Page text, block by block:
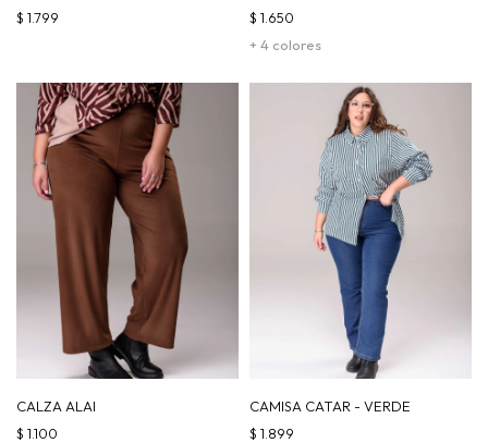
$ 1.799
+ 4 colores
$ 1.650
CALZA ALAI
$ 1.100
CAMISA CATAR - VERDE
$ 1.899